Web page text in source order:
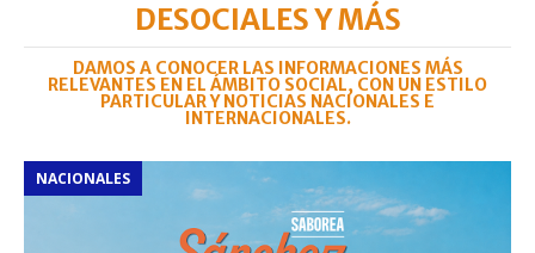
DESOCIALES Y MÁS
DAMOS A CONOCER LAS INFORMACIONES MÁS
RELEVANTES EN EL ÁMBITO SOCIAL, CON UN ESTILO
PARTICULAR Y NOTICIAS NACIONALES E
INTERNACIONALES.
NACIONALES